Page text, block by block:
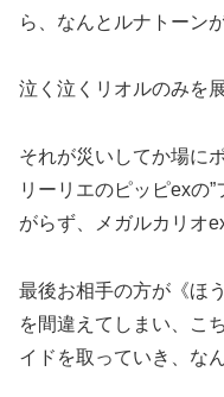
ら、なんとルナトーン
泣く泣くリオルのみを
それが災いしてか場に
リーリエのピッピexの
がらず、メガルカリオ
最後お相手の方が《ほ
を間違えてしまい、こ
イドを取っていき、な